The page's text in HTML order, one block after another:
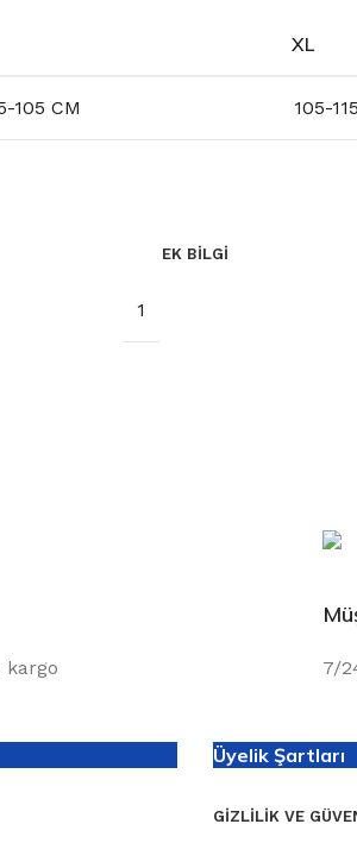
XL
105 CM 105-
EK BILGI
1
kargo 7/
Üyelik Şartları
GIZLILIK VE